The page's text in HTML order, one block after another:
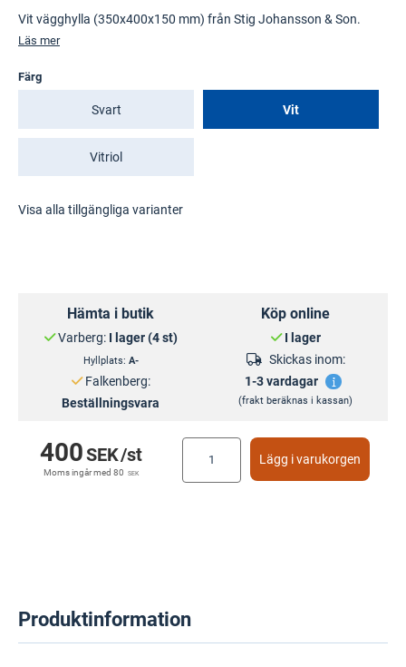
Vit vägghylla (350x400x150 mm) från Stig Johansson & Son.
Läs mer
Färg
Svart Vit
Vitriol
Visa alla tillgängliga varianter
Hämta i butik
Varberg: I lager (4 st)
Hyllplats: A-
Falkenberg:
Beställningsvara
Köp online
I lager
Skickas inom:
1-3 vardagar
(frakt beräknas i kassan)
400SEK/st
Moms ingår med80 SEK
Lägg i varukorgen
Produktinformation